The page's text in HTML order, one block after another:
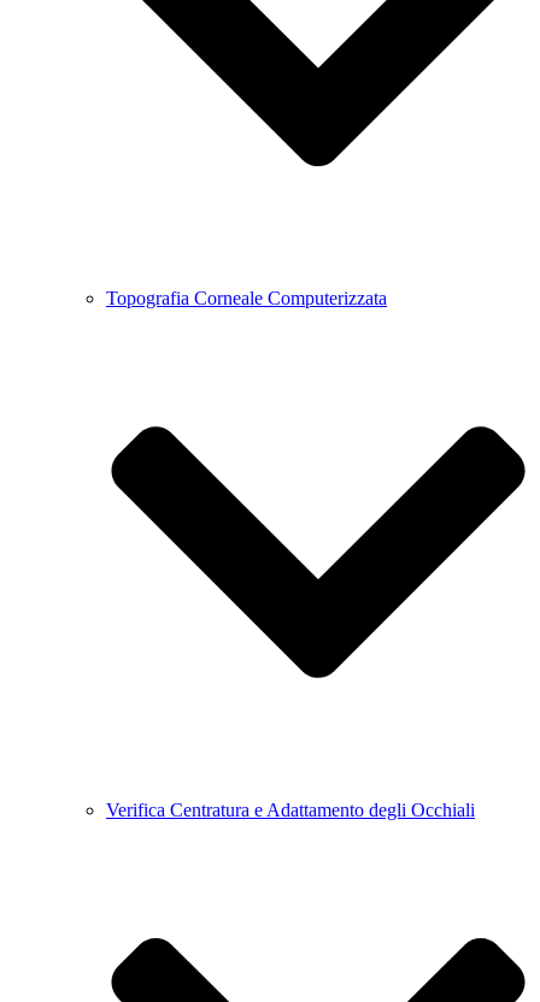
Topografia Corneale Computerizzata
Verifica Centratura e Adattamento degli Occhiali